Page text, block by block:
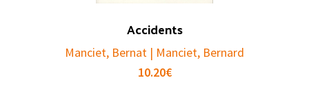
Accidents
Manciet, Bernat | Manciet, Bernard
10.20€